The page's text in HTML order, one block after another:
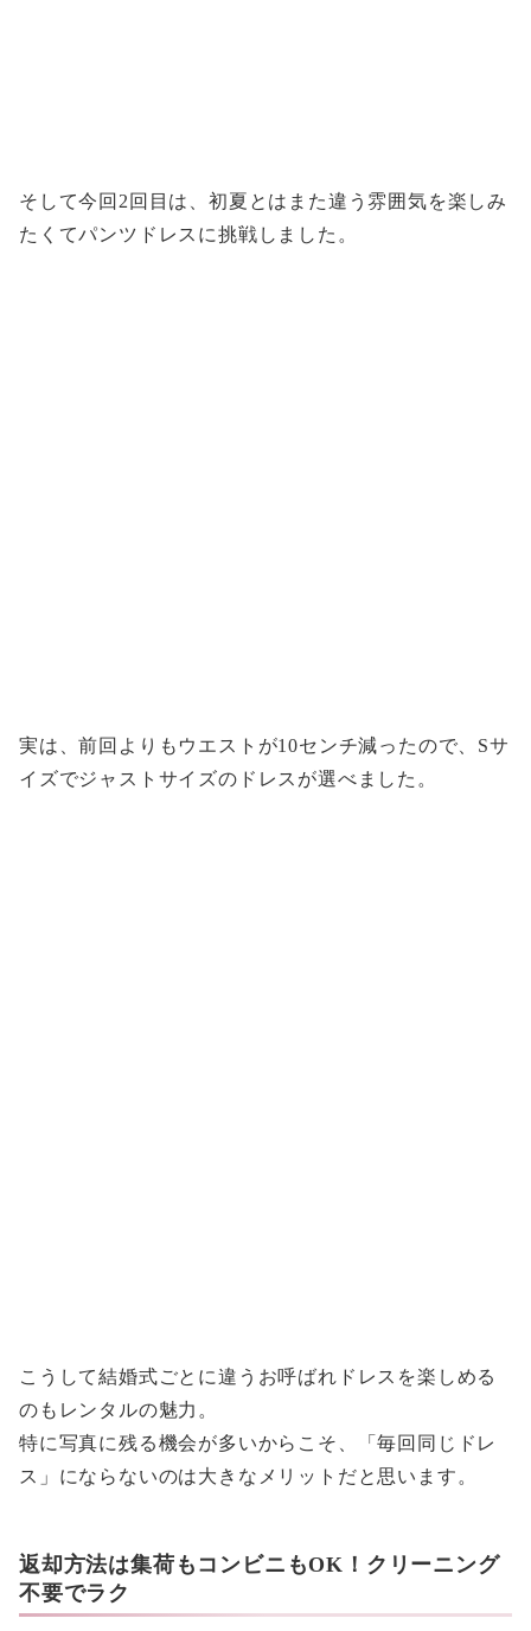
そして今回2回目は、初夏とはまた違う雰囲気を楽しみ
たくてパンツドレスに挑戦しました。
実は、前回よりもウエストが10センチ減ったので、Sサ
イズでジャストサイズのドレスが選べました。
こうして結婚式ごとに違うお呼ばれドレスを楽しめる
のもレンタルの魅力。
特に写真に残る機会が多いからこそ、「毎回同じドレ
ス」にならないのは大きなメリットだと思います。
返却方法は集荷もコンビニもOK！クリーニング
不要でラク